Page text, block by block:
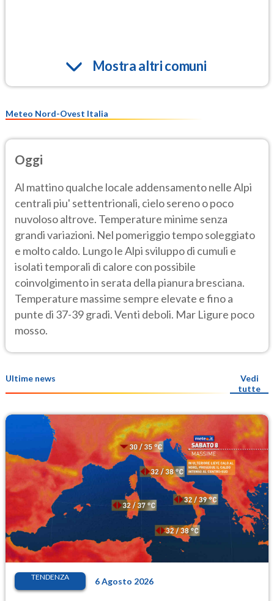
Mostra altri comuni
Meteo Nord-Ovest Italia
Oggi
Al mattino qualche locale addensamento nelle Alpi
centrali piu' settentrionali, cielo sereno o poco
nuvoloso altrove. Temperature minime senza
grandi variazioni. Nel pomeriggio tempo soleggiato
e molto caldo. Lungo le Alpi sviluppo di cumuli e
isolati temporali di calore con possibile
coinvolgimento in serata della pianura bresciana.
Temperature massime sempre elevate e fino a
punte di 37-39 gradi. Venti deboli. Mar Ligure poco
mosso.
Ultime news
Vedi
tutte
TENDENZA 6 Agosto 2026